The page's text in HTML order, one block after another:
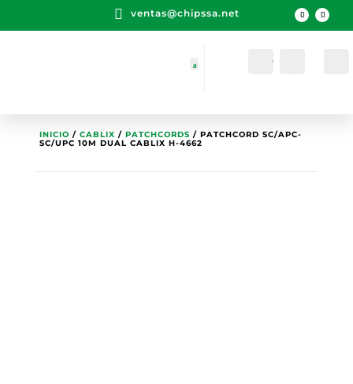
 ventas@chipssa.net
Cuenta
INICIO / CABLIX / PATCHCORDS / PATCHCORD SC/APC-
SC/UPC 10M DUAL CABLIX H-4662